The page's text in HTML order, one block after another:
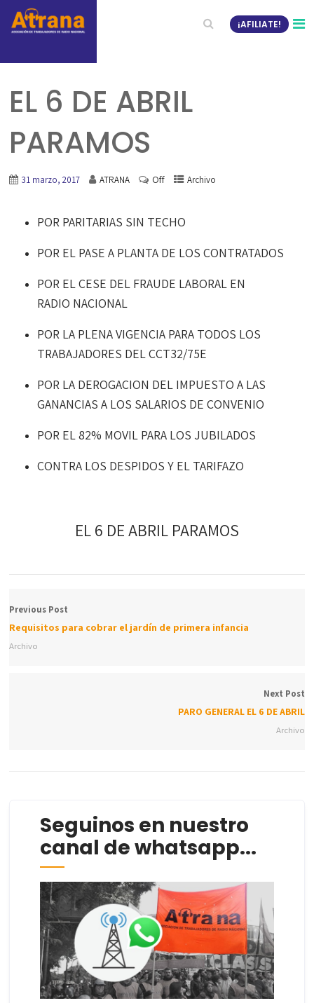
¡AFILIATE!
EL 6 DE ABRIL
PARAMOS
31 marzo, 2017 ATRANA Off Archivo
POR PARITARIAS SIN TECHO
POR EL PASE A PLANTA DE LOS CONTRATADOS
POR EL CESE DEL FRAUDE LABORAL EN
RADIO NACIONAL
POR LA PLENA VIGENCIA PARA TODOS LOS
TRABAJADORES DEL CCT32/75E
POR LA DEROGACION DEL IMPUESTO A LAS
GANANCIAS A LOS SALARIOS DE CONVENIO
POR EL 82% MOVIL PARA LOS JUBILADOS
CONTRA LOS DESPIDOS Y EL TARIFAZO
EL 6 DE ABRIL PARAMOS
Previous Post
Requisitos para cobrar el jardín de primera infancia
Archivo
Next Post
PARO GENERAL EL 6 DE ABRIL
Archivo
Seguinos en nuestro
canal de whatsapp...